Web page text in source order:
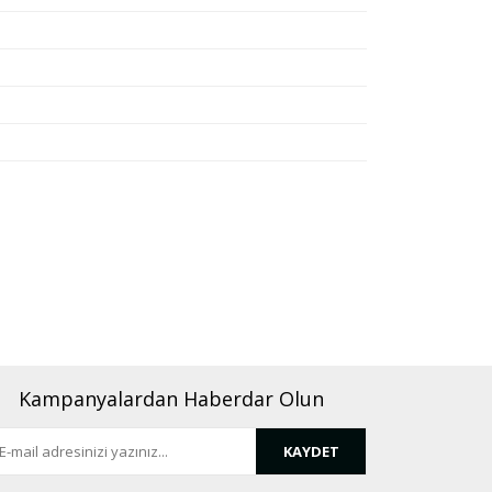
iletebilirsiniz.
Kampanyalardan Haberdar Olun
KAYDET